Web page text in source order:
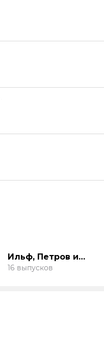
Ильф, Петров и
Бурунов! 12 стульев и
Золотой Теленок
16 выпусков